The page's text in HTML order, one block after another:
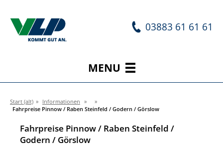
03883 61 61 61
MENU
Start (alt) » Informationen »
»
Fahrpreise Pinnow / Raben Steinfeld / Godern / Görslow
Fahrpreise Pinnow / Raben Steinfeld /
Godern / Görslow